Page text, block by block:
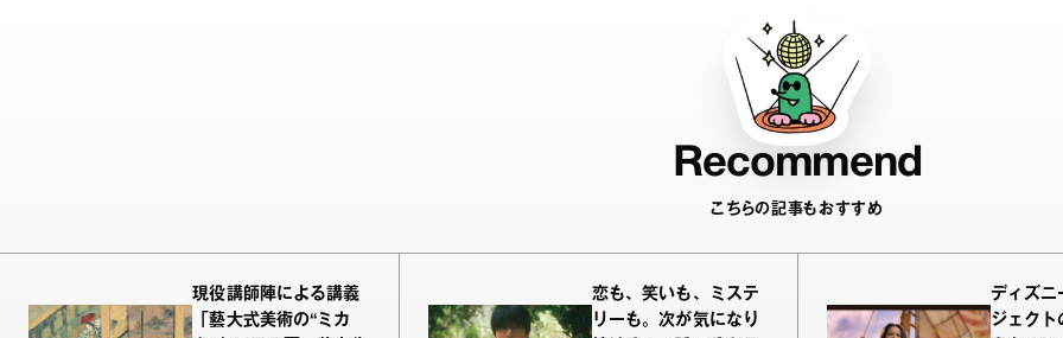
Recommend
こちらの記事もおすすめ
現役講師陣による講義
「藝大式美術の“ミカ
恋も、笑いも、ミステ
リーも。次が気になり
ディズニ
ジェクト